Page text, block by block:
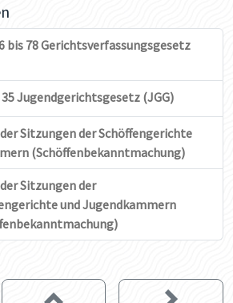
bis 78 Gerichtsverfassungsgesetz
35 Jugendgerichtsgesetz (JGG)
Sitzungen der Schöffengerichte
(Schöffenbekanntmachung)
Sitzungen der
und Jugendkammern